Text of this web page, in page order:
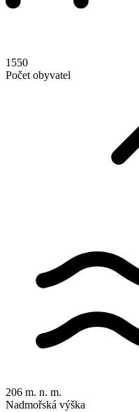
1550
Počet obyvatel
206 m. n. m.
Nadmořská výška